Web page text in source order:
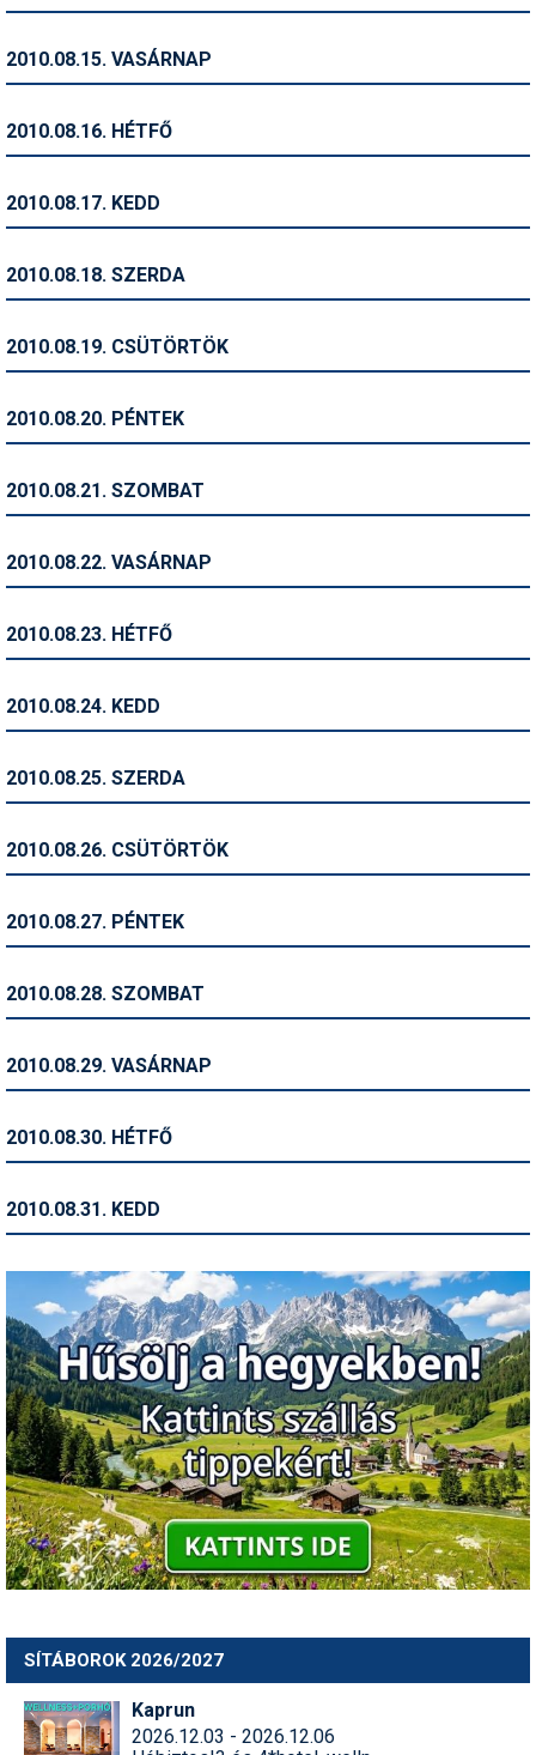
Símánia
Síszerviz
Snowboard
Szakértők
Telemark
Történelem
Utazási tippek
2010.08.15. VASÁRNAP
2010.08.16. HÉTFŐ
2010.08.17. KEDD
2010.08.18. SZERDA
2010.08.19. CSÜTÖRTÖK
2010.08.20. PÉNTEK
2010.08.21. SZOMBAT
2010.08.22. VASÁRNAP
2010.08.23. HÉTFŐ
2010.08.24. KEDD
2010.08.25. SZERDA
2010.08.26. CSÜTÖRTÖK
2010.08.27. PÉNTEK
2010.08.28. SZOMBAT
2010.08.29. VASÁRNAP
2010.08.30. HÉTFŐ
2010.08.31. KEDD
SÍTÁBOROK 2026/2027
Kaprun
2026.12.03 - 2026.12.06